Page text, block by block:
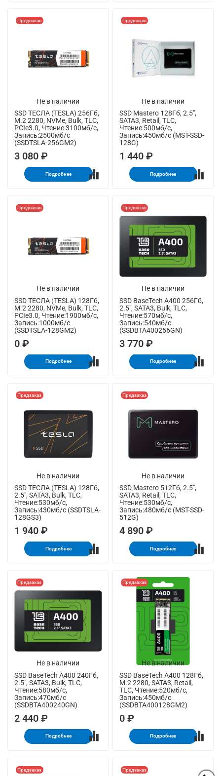
Не в наличии
Предзаказ
SSD ТЕСЛА (TESLA) 256Гб,
M.2 2280, NVMe, Bulk, TLC,
PCIe3.0, Чтение:3100мб/с,
Запись:2500мб/с
(SSDTSLA-256GM2)
3 080 ₽
Подробнее
Не в наличии
Предзаказ
SSD Mastero 128Гб, 2.5",
SATA3, Retail, TLC,
Чтение:500мб/с,
Запись:450мб/с (MST-SSD-
128G)
1 440 ₽
Подробнее
Не в наличии
Предзаказ
SSD ТЕСЛА (TESLA) 128Гб,
M.2 2280, NVMe, Bulk, TLC,
PCIe3.0, Чтение:1900мб/с,
Запись:1000мб/с
(SSDTSLA-128GM2)
0 ₽
Подробнее
Не в наличии
Предзаказ
SSD BaseTech A400 256Гб,
2.5", SATA3, Bulk, TLC,
Чтение:570мб/с,
Запись:540мб/с
(SSDBTA400256GN)
3 770 ₽
Подробнее
Не в наличии
Предзаказ
SSD ТЕСЛА (TESLA) 128Гб,
2.5", SATA3, Bulk, TLC,
Чтение:530мб/с,
Запись:430мб/с (SSDTSLA-
128GS3)
1 940 ₽
Подробнее
Не в наличии
Предзаказ
SSD Mastero 512Гб, 2.5",
SATA3, Retail, TLC,
Чтение:530мб/с,
Запись:480мб/с (MST-SSD-
512G)
4 890 ₽
Подробнее
Не в наличии
Предзаказ
SSD BaseTech A400 240Гб,
2.5", SATA3, Bulk, TLC,
Чтение:580мб/с,
Запись:470мб/с
(SSDBTA400240GN)
2 440 ₽
Подробнее
Не в наличии
Предзаказ
SSD BaseTech A400 128Гб,
M.2 2280, SATA3, Retail,
TLC, Чтение:520мб/с,
Запись:450мб/с
(SSDBTA400128GM2)
0 ₽
Подробнее
Предзаказ Предзаказ